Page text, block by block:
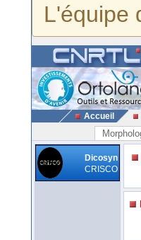
L'équipe
Accueil
Dicosyn
CRISCO